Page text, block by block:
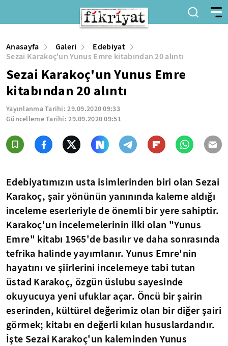
Anasayfa Galeri
Edebiyat
Sezai Karakoç'un Yunus Emre kitabından 20 alıntı
Sezai Karakoç'un Yunus Emre
kitabından 20 alıntı
Yayınlanma Tarihi:29.09.2020 09:33
Güncelleme Tarihi:29.09.2020 09:51
Edebiyatımızın usta isimlerinden biri olan Sezai
Karakoç, şair yönünün yanınında kaleme aldığı
inceleme eserleriyle de önemli bir yere sahiptir.
Karakoç'un incelemelerinin ilki olan "Yunus
Emre" kitabı 1965'de basılır ve daha sonrasında
tefrika halinde yayımlanır. Yunus Emre'nin
hayatını ve şiirlerini incelemeye tabi tutan
üstad Karakoç, özgün üslubu sayesinde
okuyucuya yeni ufuklar açar. Öncü bir şairin
eserinden, kültürel değerimiz olan bir diğer şairi
görmek; kitabı en değerli kılan hususlardandır.
İşte Sezai Karakoç'un kaleminden Yunus